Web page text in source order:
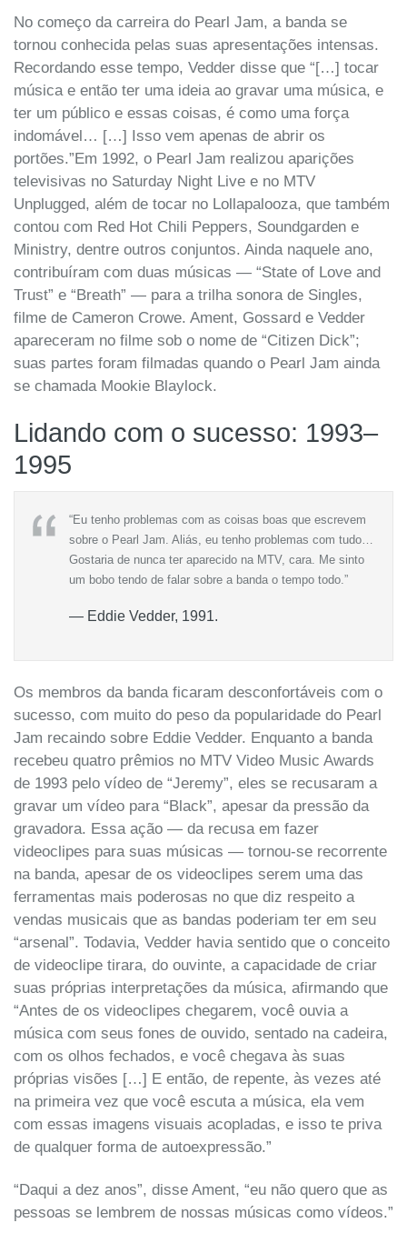
No começo da carreira do Pearl Jam, a banda se
tornou conhecida pelas suas apresentações intensas.
Recordando esse tempo, Vedder disse que “[…] tocar
música e então ter uma ideia ao gravar uma música, e
ter um público e essas coisas, é como uma força
indomável… […] Isso vem apenas de abrir os
portões.”Em 1992, o Pearl Jam realizou aparições
televisivas no Saturday Night Live e no MTV
Unplugged, além de tocar no Lollapalooza, que também
contou com Red Hot Chili Peppers, Soundgarden e
Ministry, dentre outros conjuntos. Ainda naquele ano,
contribuíram com duas músicas — “State of Love and
Trust” e “Breath” — para a trilha sonora de Singles,
filme de Cameron Crowe. Ament, Gossard e Vedder
apareceram no filme sob o nome de “Citizen Dick”;
suas partes foram filmadas quando o Pearl Jam ainda
se chamada Mookie Blaylock.
Lidando com o sucesso: 1993–
1995
“Eu tenho problemas com as coisas boas que escrevem
sobre o Pearl Jam. Aliás, eu tenho problemas com tudo…
Gostaria de nunca ter aparecido na MTV, cara. Me sinto
um bobo tendo de falar sobre a banda o tempo todo.”
— Eddie Vedder, 1991.
Os membros da banda ficaram desconfortáveis com o
sucesso, com muito do peso da popularidade do Pearl
Jam recaindo sobre Eddie Vedder. Enquanto a banda
recebeu quatro prêmios no MTV Video Music Awards
de 1993 pelo vídeo de “Jeremy”, eles se recusaram a
gravar um vídeo para “Black”, apesar da pressão da
gravadora. Essa ação — da recusa em fazer
videoclipes para suas músicas — tornou-se recorrente
na banda, apesar de os videoclipes serem uma das
ferramentas mais poderosas no que diz respeito a
vendas musicais que as bandas poderiam ter em seu
“arsenal”. Todavia, Vedder havia sentido que o conceito
de videoclipe tirara, do ouvinte, a capacidade de criar
suas próprias interpretações da música, afirmando que
“Antes de os videoclipes chegarem, você ouvia a
música com seus fones de ouvido, sentado na cadeira,
com os olhos fechados, e você chegava às suas
próprias visões […] E então, de repente, às vezes até
na primeira vez que você escuta a música, ela vem
com essas imagens visuais acopladas, e isso te priva
de qualquer forma de autoexpressão.”
“Daqui a dez anos”, disse Ament, “eu não quero que as
pessoas se lembrem de nossas músicas como vídeos.”